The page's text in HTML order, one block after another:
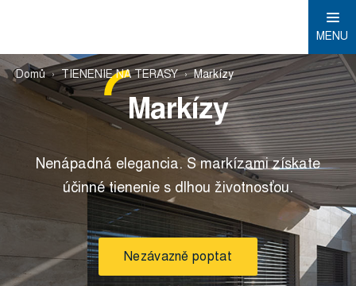
MENU
Domů TIENENIE NA TERASY Markízy
Markízy
Nenápadná elegancia. S markízami získate
účinné tienenie s dlhou životnosťou.
Nezávazně poptat